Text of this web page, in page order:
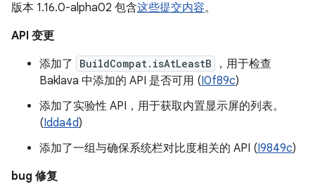
版本 1.16.0-alpha02 包含这些提交内容。
API 变更
添加了
BuildCompat.isAtLeastB
，用于检查
Baklava 中添加的 API 是否可用 (I0f89c)
添加了实验性 API，用于获取内置显示屏的列表。
(Idda4d)
添加了一组与确保系统栏对比度相关的 API (I9849c)
bug 修复